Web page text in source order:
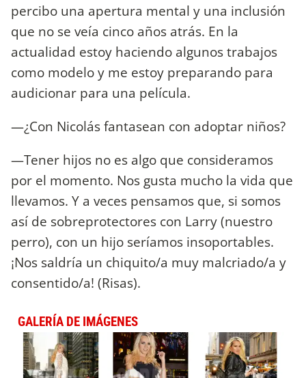
percibo una apertura mental y una inclusión
que no se veía cinco años atrás. En la
actualidad estoy haciendo algunos trabajos
como modelo y me estoy preparando para
audicionar para una película.
—¿Con Nicolás fantasean con adoptar niños?
—Tener hijos no es algo que consideramos
por el momento. Nos gusta mucho la vida que
llevamos. Y a veces pensamos que, si somos
así de sobreprotectores con Larry (nuestro
perro), con un hijo seríamos insoportables.
¡Nos saldría un chiquito/a muy malcriado/a y
consentido/a! (Risas).
GALERÍA DE IMÁGENES